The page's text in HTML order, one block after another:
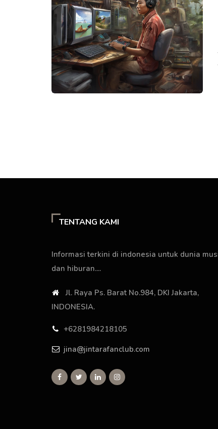
TENTANG KAMI
Informasi terkini di indonesia untuk dunia
dan hiburan....
Jl. Raya Ps. Barat No.984, DKI Jakarta,
INDONESIA.
+6281984218105
jina@jintarafanclub.com